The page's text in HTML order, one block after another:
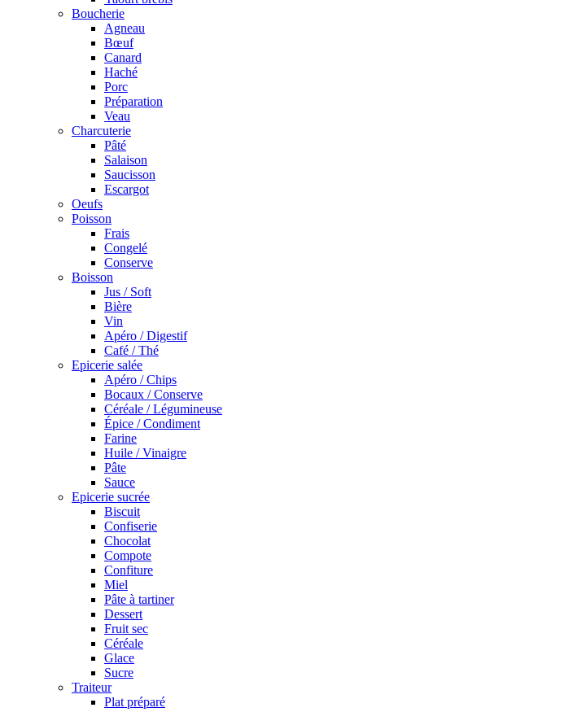
Boucherie
Agneau
Bœuf
Canard
Haché
Porc
Préparation
Veau
Charcuterie
Pâté
Salaison
Saucisson
Escargot
Oeufs
Poisson
Frais
Congelé
Conserve
Boisson
Jus / Soft
Bière
Vin
Apéro / Digestif
Café / Thé
Epicerie salée
Apéro / Chips
Bocaux / Conserve
Céréale / Légumineuse
Épice / Condiment
Farine
Huile / Vinaigre
Pâte
Sauce
Epicerie sucrée
Biscuit
Confiserie
Chocolat
Compote
Confiture
Miel
Pâte à tartiner
Dessert
Fruit sec
Céréale
Glace
Sucre
Traiteur
Plat préparé